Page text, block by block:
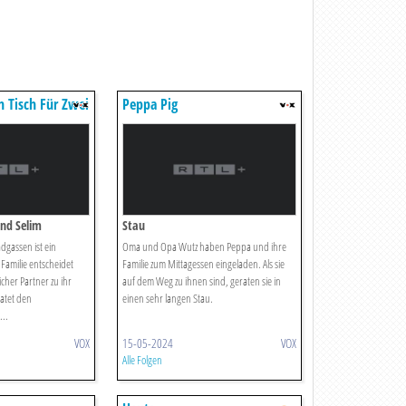
Tisch Für Zwei
Selim
ist ein
entscheidet
Partner zu ihr
den
VOX
Peppa Pig
Stau
Oma und Opa Wutz haben Peppa und ihre
Familie zum Mittagessen eingeladen. Als sie
auf dem Weg zu ihnen sind, geraten sie in
einen sehr langen Stau.
15-05-2024 VOX
Alle Folgen